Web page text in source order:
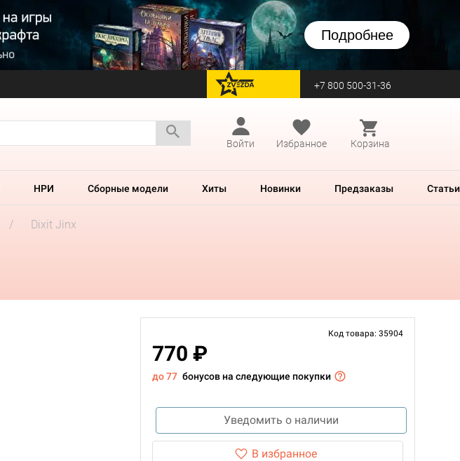
Подробнее
перейти на Zvezda +7 800 500-31-36
Войти
Избранное Корзина
НРИ Сборные модели Хиты Новинки Предзаказы Статьи
Dixit Jinx
Код товара: 35904
770 ₽
до 77 бонусов на следующие покупки
Уведомить о наличии
В избранное